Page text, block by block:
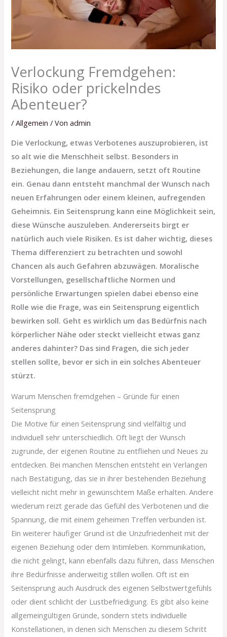
Verlockung Fremdgehen:
Risiko oder prickelndes
Abenteuer?
/Allgemein / Vonadmin
Die Verlockung, etwas Verbotenes auszuprobieren, ist
so alt wie die Menschheit selbst. Besonders in
Beziehungen, die lange andauern, setzt oft Routine
ein. Genau dann entsteht manchmal der Wunsch nach
neuen Erfahrungen oder einem kleinen, aufregenden
Geheimnis. Ein Seitensprung kann eine Möglichkeit sein,
diese Wünsche auszuleben. Andererseits birgt er
natürlich auch viele Risiken. Es ist daher wichtig, dieses
Thema differenziert zu betrachten und sowohl
Chancen als auch Gefahren abzuwägen. Moralische
Vorstellungen, gesellschaftliche Normen und
persönliche Erwartungen spielen dabei ebenso eine
Rolle wie die Frage, was ein Seitensprung eigentlich
bewirken soll. Geht es wirklich um das Bedürfnis nach
körperlicher Nähe oder steckt vielleicht etwas ganz
anderes dahinter? Das sind Fragen, die sich jeder
stellen sollte, bevor er sich in ein solches Abenteuer
stürzt.
Warum Menschen fremdgehen – Gründe für einen
Seitensprung
Die Motive für einen Seitensprung sind vielfältig und
individuell sehr unterschiedlich. Oft liegt der Wunsch
zugrunde, der eigenen Routine zu entfliehen und Neues zu
entdecken. Bei manchen Menschen entsteht ein Verlangen
nach Bestätigung, das sie in ihrer bestehenden Beziehung
vielleicht nicht mehr in gewünschtem Maße erhalten. Andere
wiederum reizt gerade das Gefühl des Verbotenen und die
Spannung, die mit einem geheimen Treffen verbunden ist.
Ein weiterer häufiger Grund ist die Unzufriedenheit mit der
eigenen Beziehung oder dem Intimleben. Kommunikation,
die nicht gelingt, kann ebenfalls dazu führen, dass Menschen
ihre Bedürfnisse anderweitig stillen wollen. Oft ist ein
Seitensprung auch Ausdruck des eigenen Selbstwertgefühls
oder dient schlicht der Lustbefriedigung. Es gibt also keine
allgemeingültigen Gründe, sondern stets individuelle
Konstellationen, in denen sich Menschen zu diesem Schritt